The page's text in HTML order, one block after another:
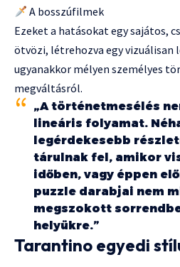
A bosszúfilmek
Ezeket a hatásokat egy sajátos,
ötvözi, létrehozva egy vizuálisan
ugyanakkor mélyen személyes
megváltásról.
„A történetmesélés
lineáris folyamat.
legérdekesebb
tárulnak fel, amikor
időben, vagy éppen
puzzle darabjai nem
megszokott
helyükre.”
Tarantino egyedi